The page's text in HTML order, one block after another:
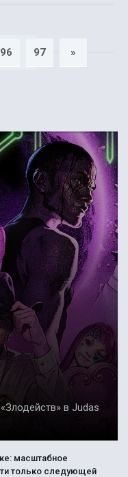
96 97 »
в Judas
масштабное
только следующей